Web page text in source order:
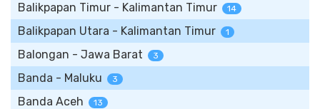
Balikpapan Timur - Kalimantan Timur 14
Balikpapan Utara - Kalimantan Timur 1
Balongan - Jawa Barat 3
Banda - Maluku 3
Banda Aceh 13